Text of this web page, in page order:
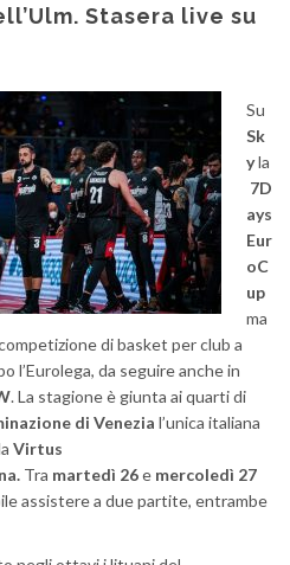
Stasera live su
Su
Sk
yla
7D
ays
Eur
oC
up
ma
di basket per club a
l’Eurolega, da seguire anche in
. La stagione è giunta ai quarti di
di Venezia l’unica italiana
Virtus
Tra martedì 26e mercoledì 27
assistere a due partite, entrambe